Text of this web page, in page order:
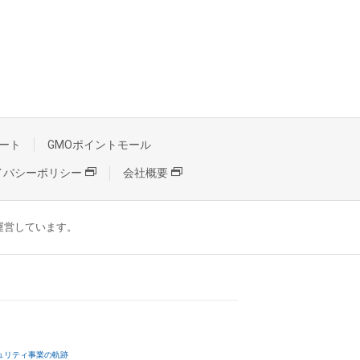
ト GMOポイントモール
バシーポリシー 会社概要
しています。
リティ事業の軌跡